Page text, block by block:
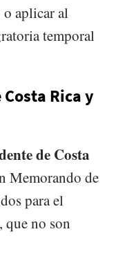
aplicar al
temporal
Rica y
de Costa
Memorando de
para el
que no son